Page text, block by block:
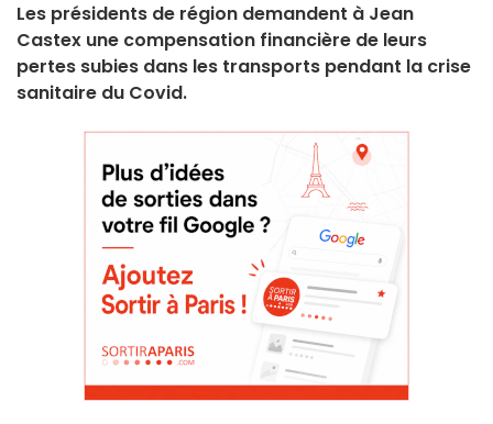
Les présidents de région demandent à Jean
Castex une compensation financière de leurs
pertes subies dans les transports pendant la crise
sanitaire du Covid.